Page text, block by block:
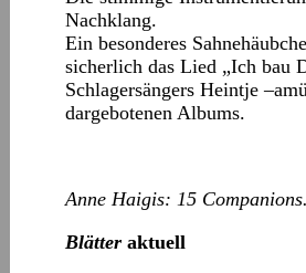
Nachklang.
Ein besonderes
sicherlich das Lied „Ich bau
Schlagersängers Heintje
dargebotenen Albums.
Anne Haigis: 15
Blätter aktuell